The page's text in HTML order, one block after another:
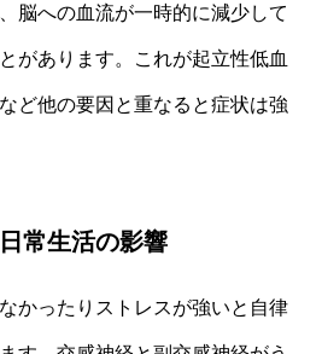
脳への血流が一時的に減少して
があります。これが起立性低血
ど他の要因と重なると症状は強
常生活の影響
かったりストレスが強いと自律